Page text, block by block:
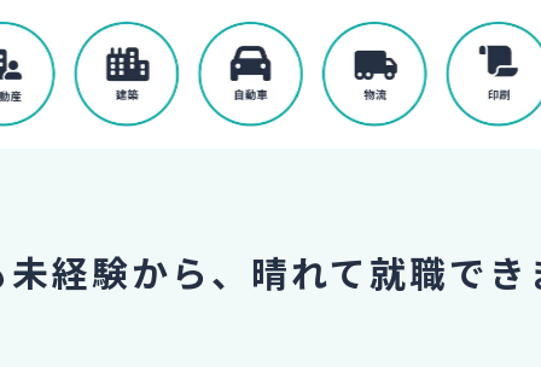
経験から、 晴れて就職で